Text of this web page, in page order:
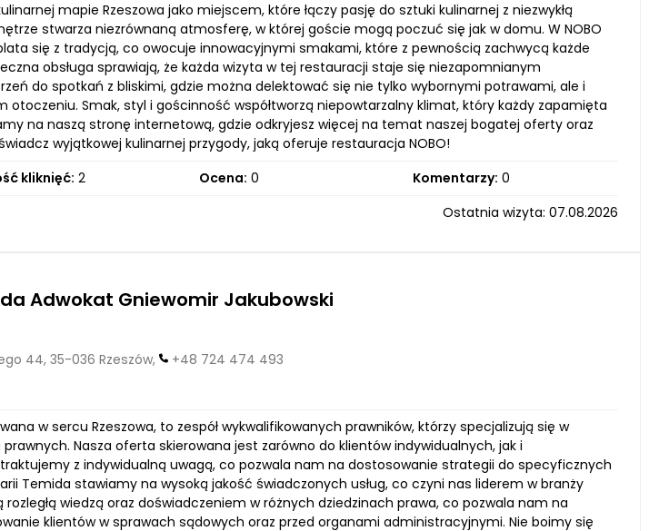
mapie Rzeszowa jako miejscem, które łączy pasję do sztuki kulinarnej z niezwykłą
stwarza niezrównaną atmosferę, w której goście mogą poczuć się jak w domu. W NOBO
się z tradycją, co owocuje innowacyjnymi smakami, które z pewnością zachwycą każde
obsługa sprawiają, że każda wizyta w tej restauracji staje się niezapomnianym
do spotkań z bliskimi, gdzie można delektować się nie tylko wybornymi potrawami, ale i
otoczeniu. Smak, styl i gościnność współtworzą niepowtarzalny klimat, który każdy zapamięta
na naszą stronę internetową, gdzie odkryjesz więcej na temat naszej bogatej oferty oraz
wyjątkowej kulinarnej przygody, jaką oferuje restauracja NOBO!
kliknięć: 2 Ocena: 0 Komentarzy: 0
Ostatnia wizyta: 07.08.2026
Adwokat Gniewomir Jakubowski
44, 35-036 Rzeszów, +48 724 474 493
w sercu Rzeszowa, to zespół wykwalifikowanych prawników, którzy specjalizują się w
Nasza oferta skierowana jest zarówno do klientów indywidualnych, jak i
z indywidualną uwagą, co pozwala nam na dostosowanie strategii do specyficznych
Temida stawiamy na wysoką jakość świadczonych usług, co czyni nas liderem w branży
wiedzą oraz doświadczeniem w różnych dziedzinach prawa, co pozwala nam na
klientów w sprawach sądowych oraz przed organami administracyjnymi. Nie boimy się